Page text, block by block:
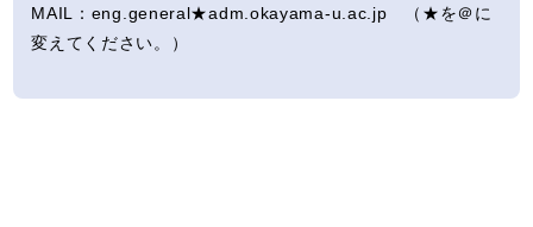
MAIL：eng.general★adm.okayama-u.ac.jp （★を＠に
変えてください。）